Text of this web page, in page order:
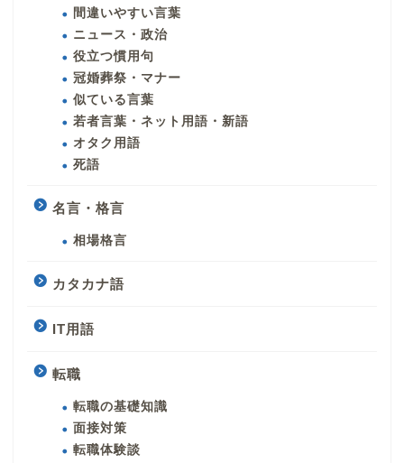
間違いやすい言葉
ニュース・政治
役立つ慣用句
冠婚葬祭・マナー
似ている言葉
若者言葉・ネット用語・新語
オタク用語
死語
名言・格言
相場格言
カタカナ語
IT用語
転職
転職の基礎知識
面接対策
転職体験談